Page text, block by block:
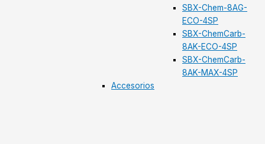
SBX-Chem-8AG-
ECO-4SP
SBX-ChemCarb-
8AK-ECO-4SP
SBX-ChemCarb-
8AK-MAX-4SP
Accesorios